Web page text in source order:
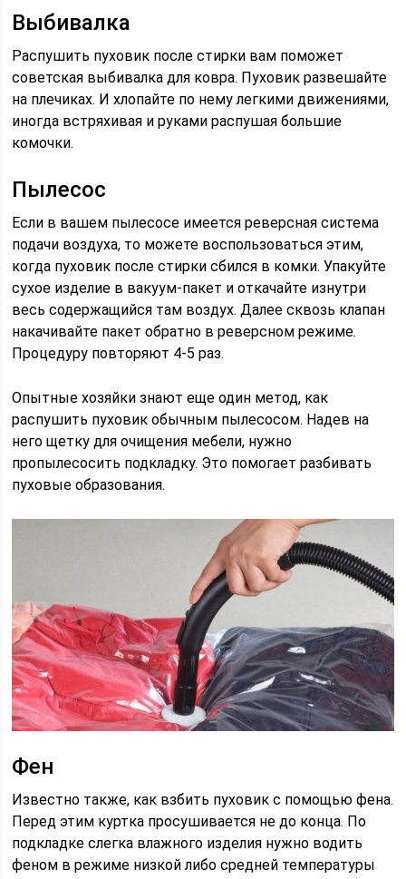
Выбивалка
Распушить пуховик после стирки вам поможет
советская выбивалка для ковра. Пуховик развешайте
на плечиках. И хлопайте по нему легкими движениями,
иногда встряхивая и руками распушая большие
комочки.
Пылесос
Если в вашем пылесосе имеется реверсная система
подачи воздуха, то можете воспользоваться этим,
когда пуховик после стирки сбился в комки. Упакуйте
сухое изделие в вакуум-пакет и откачайте изнутри
весь содержащийся там воздух. Далее сквозь клапан
накачивайте пакет обратно в реверсном режиме.
Процедуру повторяют 4-5 раз.
Опытные хозяйки знают еще один метод, как
распушить пуховик обычным пылесосом. Надев на
него щетку для очищения мебели, нужно
пропылесосить подкладку. Это помогает разбивать
пуховые образования.
Фен
Известно также, как взбить пуховик с помощью фена.
Перед этим куртка просушивается не до конца. По
подкладке слегка влажного изделия нужно водить
феном в режиме низкой либо средней температуры